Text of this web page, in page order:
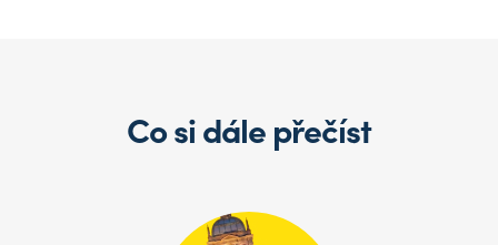
Co si dále přečíst